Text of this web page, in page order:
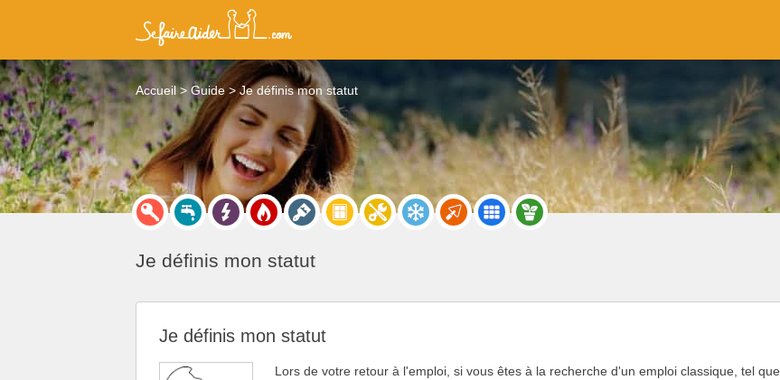
Accueil Guide Je définis mon statut
Je définis mon statut
Je définis mon statut
Lors de votre retour à l'emploi, si vous êtes à la recherche d'un emploi classique, tel que